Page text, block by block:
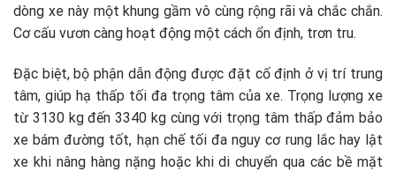
dòng xe này một khung gầm vô cùng rộng rãi và chắc chắn.
Cơ cấu vươn càng hoạt động một cách ổn định, trơn tru.
Đặc biệt, bộ phận dẫn động được đặt cố định ở vị trí trung
tâm, giúp hạ thấp tối đa trọng tâm của xe. Trọng lượng xe
từ 3130 kg đến 3340 kg cùng với trọng tâm thấp đảm bảo
xe bám đường tốt, hạn chế tối đa nguy cơ rung lắc hay lật
xe khi nâng hàng nặng hoặc khi di chuyển qua các bề mặt